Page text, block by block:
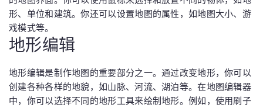
形、单位和建筑。你还可以设置地图的属性，如地图大小、游
戏模式等。
地形编辑
地形编辑是制作地图的重要部分之一。通过改变地形，你可以
创建各种各样的地貌，如山脉、河流、湖泊等。在地图编辑器
中，你可以选择不同的地形工具来绘制地形。例如，使用刷子